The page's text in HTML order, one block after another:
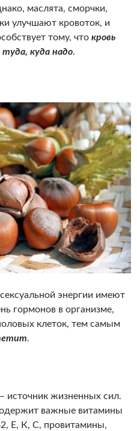
маслята, сморчки,
улучшают кровоток, и
тому, что кровь
куда надо.
энергии имеют
гормонов в организме,
клеток, тем самым
.
– источник жизненных сил.
важные витамины
Е, К, С, провитамины,